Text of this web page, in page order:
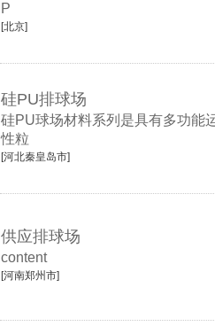
P
[北京]
硅PU排球场
硅PU球场材料系列是具有多功能
性粒
[河北秦皇岛市]
供应排球场
content
[河南郑州市]